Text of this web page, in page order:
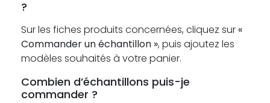
?
Sur les fiches produits concernées, cliquez sur «
Commander un échantillon », puis ajoutez les
modèles souhaités à votre panier.
Combien d’échantillons puis-je
commander ?